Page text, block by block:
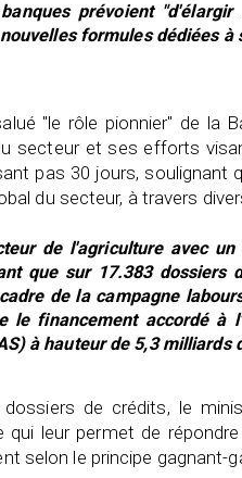
prévoient
formules dédiées
"le rôle pionnier" de la
secteur et ses efforts
pas 30 jours, soulignant
du secteur, à travers
de l'agriculture avec
que sur 17.383 dossiers
de la campagne
le financement accordé à
à hauteur de 5,3 milliards
de crédits, le
qui leur permet de
selon le principe gagnant-